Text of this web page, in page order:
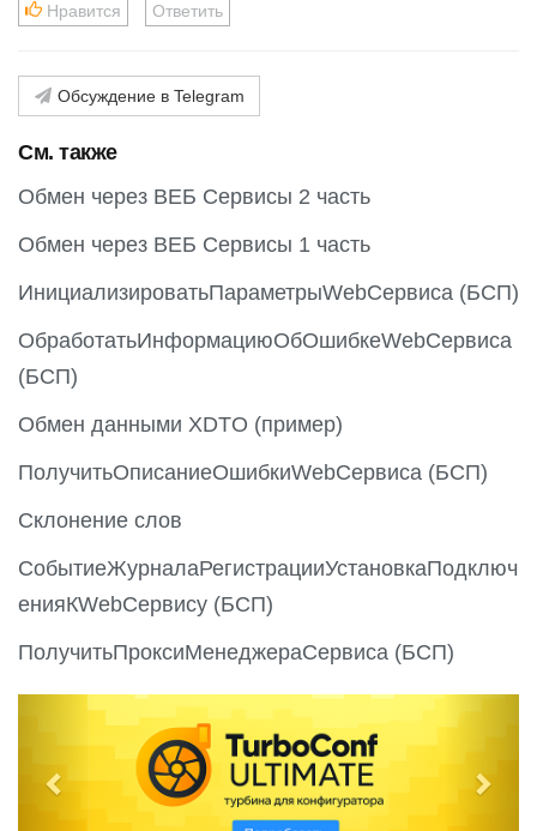
Нравится Ответить
Обсуждение в Telegram
См. также
Обмен через ВЕБ Сервисы 2 часть
Обмен через ВЕБ Сервисы 1 часть
ИнициализироватьПараметрыWebСервиса (БСП)
ОбработатьИнформациюОбОшибкеWebСервиса
(БСП)
Обмен данными XDTO (пример)
ПолучитьОписаниеОшибкиWebСервиса (БСП)
Склонение слов
СобытиеЖурналаРегистрацииУстановкаПодключ
енияКWebСервису (БСП)
ПолучитьПроксиМенеджераСервиса (БСП)
e
x